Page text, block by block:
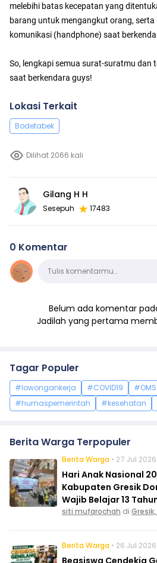
melebihi batas kecepatan yang
barang untuk mengangkut orang,
komunikasi (handphone) saat
So, lengkapi semua surat-suratmu dan
saat berkendara guys!
Lokasi Terkait
Bodetabek
Dilihat 2066 kali
Gilang H H
Sesepuh 17483
0 Komentar
KomentarTulis komentarmu…
Belum ada komentar
Jadilah yang pertama
Tagar Populer
#lowongankerja #COVID19 #OMS
#humaspemerintah
#kesehatan
Berita Warga Terpopuler
Berita Warga • 27 Jul 2026
Hari Anak Nasional
Kabupaten Gresik
Wajib Belajar 13
siti mufarochah di
Berita Warga • 26 Jul 2026